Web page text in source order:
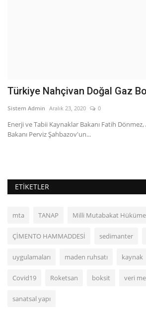
Türkiye Nahçivan Doğal Gaz
Sistem Admin Aralık 23, 2020 0
Enerji ve Tabii Kaynaklar Bakanı Fatih
Bakanı Perviz Şahbazov'un...
ETIKETLER
mta TANAP Milli Mutabakat
ÇİMENTO HAMMADDESİ sedimanter
uygulamaları maden ruhsatı kaynak
Covid19 Roketsan boksit veri
sanatsal yapı